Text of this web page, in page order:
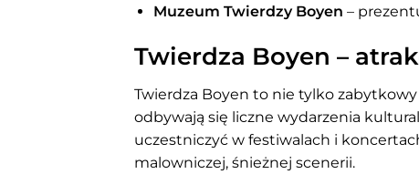
Muzeum Twierdzy Boyen –
Twierdza Boyen –
Twierdza Boyen to nie tylko
odbywają się liczne wydarzenia
uczestniczyć w festiwalach i
malowniczej, śnieżnej scenerii.